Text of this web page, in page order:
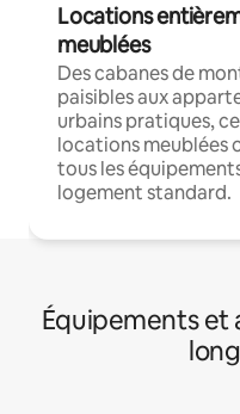
Locations
meublées
Des cabanes de
paisibles aux
urbains pratiques,
locations meublées
tous les
logement standard.
Équipements et